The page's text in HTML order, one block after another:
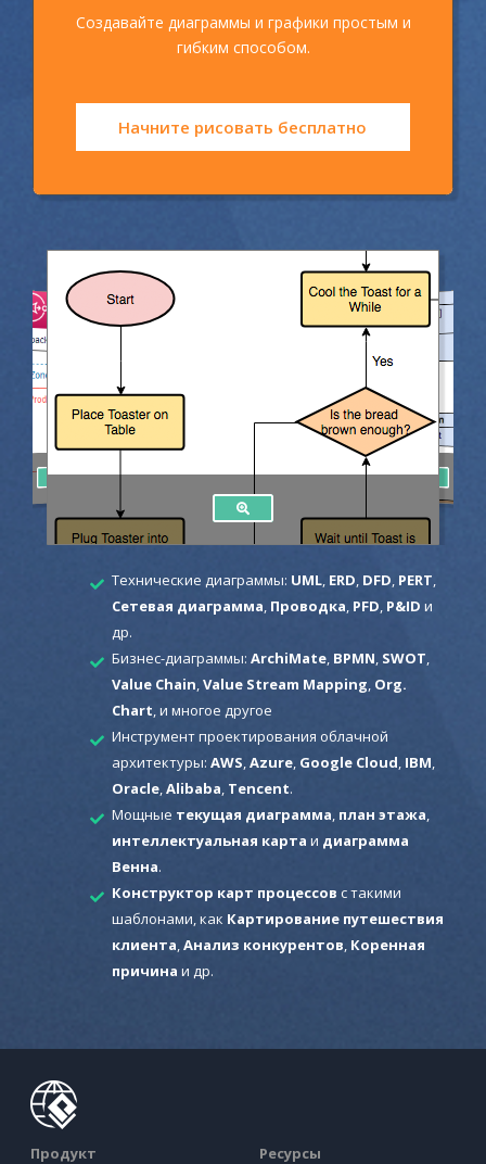
Создавайте диаграммы и графики простым и
гибким способом.
Начните рисовать бесплатно
Технические диаграммы: UML, ERD DFD PERT
Сетевая диаграмма Проводка PFD P&ID и
др.
Бизнес-диаграммы: ArchiMate, BPMN SWOT
Value Chain Value Stream Mapping Org.
Chart , и многое другое
Инструмент проектирования облачной
архитектуры: AWS Azure, Google Cloud IBM
Oracle, Alibaba Tencent.
Мощные текущая диаграмма план этажа
интеллектуальная карта и диаграмма
Венна.
Конструктор карт процессов с такими
шаблонами, как Картирование путешествия
клиента Анализ конкурентов Коренная
причина и др.
Продукт Ресурсы